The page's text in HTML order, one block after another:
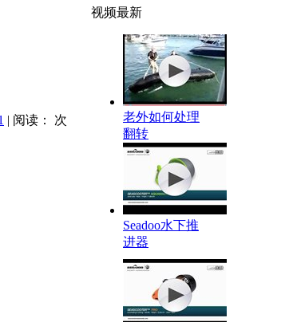
| 阅读：
次
视频最新
老外如何处理
翻转
Seadoo水下推
进器